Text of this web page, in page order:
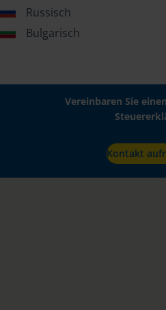
Russisch
Bulgarisch
Vereinbaren Sie
Kontakt